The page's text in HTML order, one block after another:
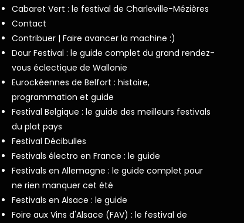
Cabaret Vert : le festival de Charleville-Mézières
Contact
Contribuer | Faire avancer la machine :)
Dour Festival : le guide complet du grand rendez-
vous éclectique de Wallonie
Eurockéennes de Belfort : histoire,
programmation et guide
Festival Belgique : le guide des meilleurs festivals
du plat pays
Festival Décibulles
Festivals électro en France : le guide
Festivals en Allemagne : le guide complet pour
ne rien manquer cet été
Festivals en Alsace : le guide
Foire aux Vins d'Alsace (FAV) : le festival de